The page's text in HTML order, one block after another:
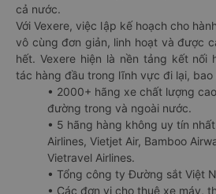
cả nước.
Với Vexere, việc lập kế hoạch cho
vô cùng đơn giản, linh hoạt và được
hết. Vexere hiện là nền tảng kết nối
tác hàng đầu trong lĩnh vực đi lại, bao
• 2000+ hãng xe chất lượng
đường trong và ngoài nước.
• 5 hãng hàng không uy tín
Airlines, Vietjet Air, Bamboo
Vietravel Airlines.
• Tổng công ty Đường sắt Việt
• Các đơn vị cho thuê xe máy,